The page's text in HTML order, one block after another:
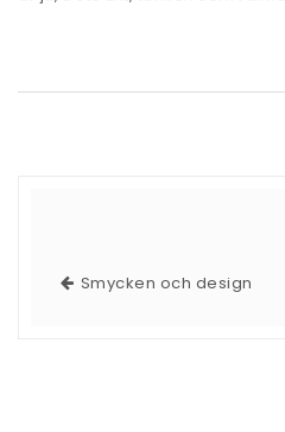
Smycken och design